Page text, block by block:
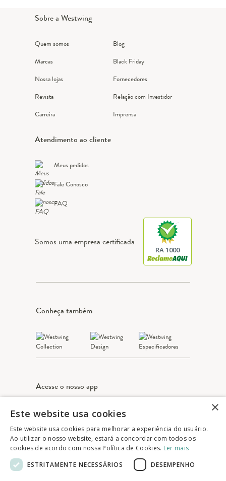
Sobre a Westwing
Quem somos
Marcas
Nossa lojas
Revista
Carreira
Blog
Black Friday
Fornecedores
Relação com Investidor
Imprensa
Atendimento ao cliente
Meus pedidos
Fale Conosco
FAQ
Somos uma empresa certificada
RA 1000
Conheça também
Acesse o nosso app
Apple Store Google play
© 2025 Westwing Comércio Varejista S.A
WESTWING COMÉRCIO VAREJISTA S.A
×
Este website usa cookies
Este website usa cookies para melhorar a experiência do usuário.
Ao utilizar o nosso website, estará a concordar com todos os
cookies de acordo com nossa Política de Cookies. Ler mais
ESTRITAMENTE NECESSÁRIOS
DESEMPENHO